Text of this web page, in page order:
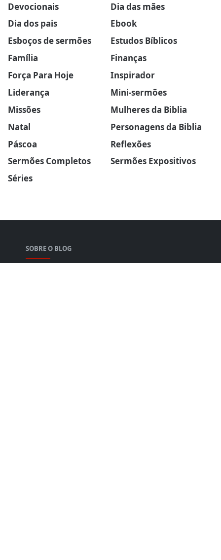
Devocionais
Dia das mães
Dia dos pais
Ebook
Esboços de sermões
Estudos Bíblicos
Família
Finanças
Força Para Hoje
Inspirador
Liderança
Mini-sermões
Missões
Mulheres da Biblia
Natal
Personagens da Biblia
Páscoa
Reflexões
Sermões Completos
Sermões Expositivos
Séries
SOBRE O BLOG